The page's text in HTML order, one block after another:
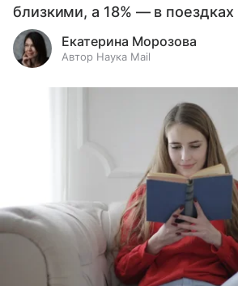
близкими, а 18% — в поездках
Екатерина Морозова
Автор Наука Mail